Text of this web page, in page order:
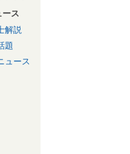
ース
解説
題
ュース